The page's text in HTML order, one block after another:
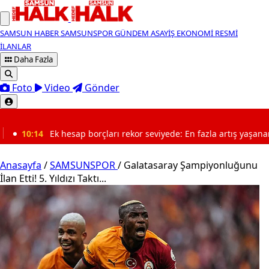
SAMSUN HABERSAMSUNSPORGÜNDEM ASAYİŞ EKONOMİ RESMİ
İLANLAR
Daha Fazla
Foto Video Gönder
rekor seviyede: En fazla artış yaşanan 3 il belli oldu
Anasayfa /SAMSUNSPOR/ Galatasaray Şampiyonluğunu
İlan Etti! 5. Yıldızı Taktı...